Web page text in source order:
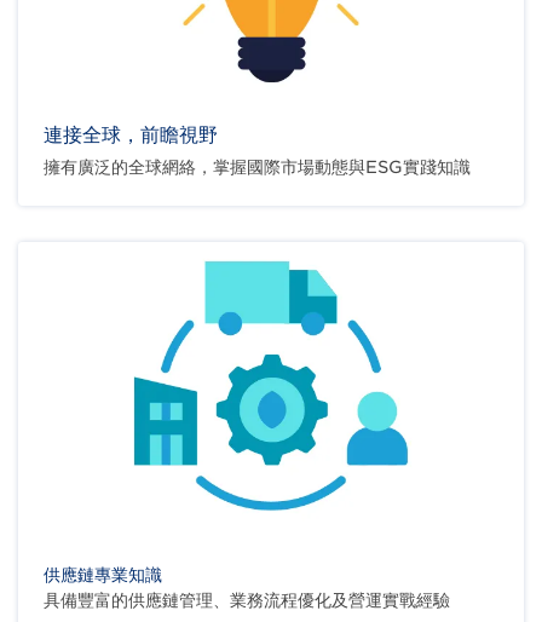
連接全球，前瞻視野
擁有廣泛的全球網絡，掌握國際市場動態與ESG實踐知識
供應鏈專業知識
具備豐富的供應鏈管理、業務流程優化及營運實戰經驗